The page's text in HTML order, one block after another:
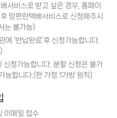
서비스로 받고 싶은 경우, 홈페이
맘편한택배서비스로 신청해주시
는 불가능)
‘반납완료’후 신청가능합니다.
신청가능합니다. 분할 신청은 불가
능합니다.(한 가정 1가방 원칙)
이메일 접수